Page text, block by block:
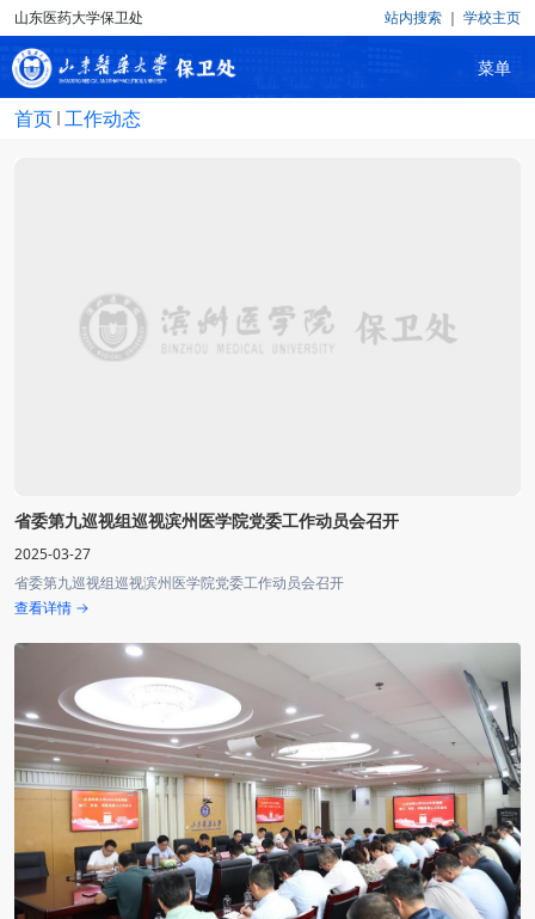
山东医药大学保卫处 站内搜索 ｜ 学校主页
滨州医学院保卫处
首页 工作动态
省委第九巡视组巡视滨州医学院党委工作动员会召开
2025-03-27
省委第九巡视组巡视滨州医学院党委工作动员会召开
查看详情